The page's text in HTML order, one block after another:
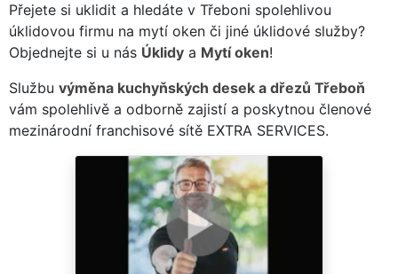
Přejete si uklidit a hledáte v Třeboni spolehlivou
úklidovou firmu na mytí oken či jiné úklidové služby?
Objednejte si u nás Úklidy a Mytí oken!
Službu výměna kuchyňských desek a dřezů Třeboň
vám spolehlivě a odborně zajistí a poskytnou členové
mezinárodní franchisové sítě EXTRA SERVICES.